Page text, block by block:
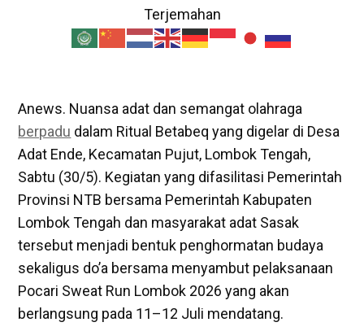
Terjemahan
Anews. Nuansa adat dan semangat olahraga
berpadu dalam Ritual Betabeq yang digelar di Desa
Adat Ende, Kecamatan Pujut, Lombok Tengah,
Sabtu (30/5). Kegiatan yang difasilitasi Pemerintah
Provinsi NTB bersama Pemerintah Kabupaten
Lombok Tengah dan masyarakat adat Sasak
tersebut menjadi bentuk penghormatan budaya
sekaligus do’a bersama menyambut pelaksanaan
Pocari Sweat Run Lombok 2026 yang akan
berlangsung pada 11–12 Juli mendatang.